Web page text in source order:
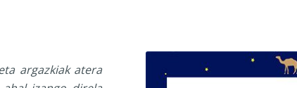
argazkiak atera